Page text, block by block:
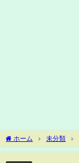
ホーム 未分類